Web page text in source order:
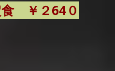
￥２64０